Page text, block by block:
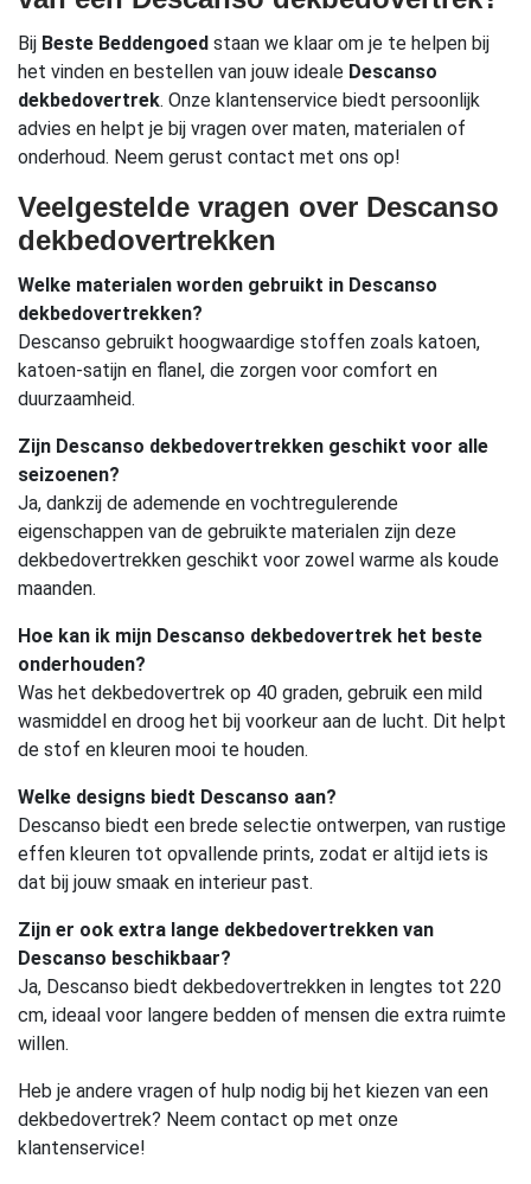
Bij Beste Beddengoed staan we klaar om je te helpen bij
het vinden en bestellen van jouw ideale Descanso
dekbedovertrek. Onze klantenservice biedt persoonlijk
advies en helpt je bij vragen over maten, materialen of
onderhoud. Neem gerust contact met ons op!
Veelgestelde vragen over Descanso
dekbedovertrekken
Welke materialen worden gebruikt in Descanso
dekbedovertrekken?
Descanso gebruikt hoogwaardige stoffen zoals katoen,
katoen-satijn en flanel, die zorgen voor comfort en
duurzaamheid.
Zijn Descanso dekbedovertrekken geschikt voor alle
seizoenen?
Ja, dankzij de ademende en vochtregulerende
eigenschappen van de gebruikte materialen zijn deze
dekbedovertrekken geschikt voor zowel warme als koude
maanden.
Hoe kan ik mijn Descanso dekbedovertrek het beste
onderhouden?
Was het dekbedovertrek op 40 graden, gebruik een mild
wasmiddel en droog het bij voorkeur aan de lucht. Dit helpt
de stof en kleuren mooi te houden.
Welke designs biedt Descanso aan?
Descanso biedt een brede selectie ontwerpen, van rustige
effen kleuren tot opvallende prints, zodat er altijd iets is
dat bij jouw smaak en interieur past.
Zijn er ook extra lange dekbedovertrekken van
Descanso beschikbaar?
Ja, Descanso biedt dekbedovertrekken in lengtes tot 220
cm, ideaal voor langere bedden of mensen die extra ruimte
willen.
Heb je andere vragen of hulp nodig bij het kiezen van een
dekbedovertrek? Neem contact op met onze
klantenservice!